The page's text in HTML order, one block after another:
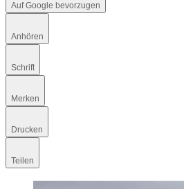
Auf Google bevorzugen
Anhören
Schrift
Merken
Drucken
Teilen